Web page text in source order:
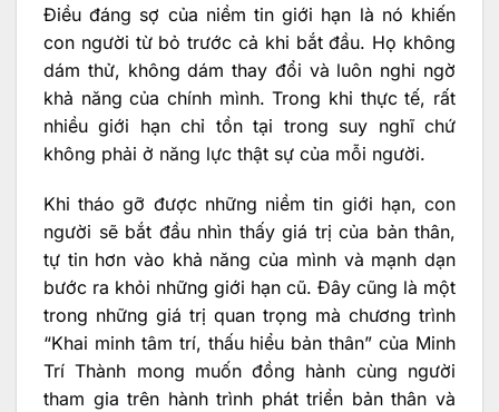
Điều đáng sợ của niềm tin giới hạn là nó khiến
con người từ bỏ trước cả khi bắt đầu. Họ không
dám thử, không dám thay đổi và luôn nghi ngờ
khả năng của chính mình. Trong khi thực tế, rất
nhiều giới hạn chỉ tồn tại trong suy nghĩ chứ
không phải ở năng lực thật sự của mỗi người.
Khi tháo gỡ được những niềm tin giới hạn, con
người sẽ bắt đầu nhìn thấy giá trị của bản thân,
tự tin hơn vào khả năng của mình và mạnh dạn
bước ra khỏi những giới hạn cũ. Đây cũng là một
trong những giá trị quan trọng mà chương trình
“Khai minh tâm trí, thấu hiểu bản thân” của Minh
Trí Thành mong muốn đồng hành cùng người
tham gia trên hành trình phát triển bản thân và